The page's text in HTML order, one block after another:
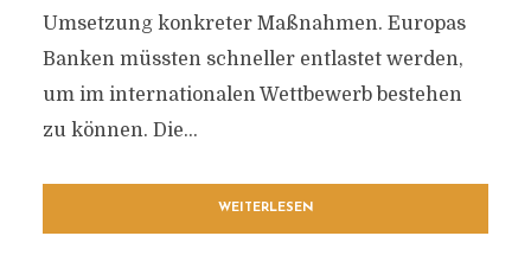
Umsetzung konkreter Maßnahmen. Europas
Banken müssten schneller entlastet werden,
um im internationalen Wettbewerb bestehen
zu können. Die...
WEITERLESEN